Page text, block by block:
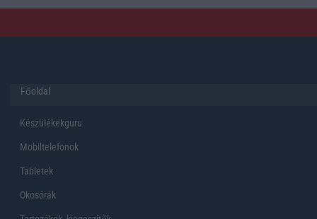
Főoldal
Készülékekguru
Mobiltelefonok
Tabletek
Okosórák